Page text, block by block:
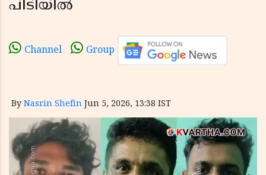
പിടിയിൽ
Channel Group
By Nasrin Shefin Jun 5, 2026, 13:38 IST